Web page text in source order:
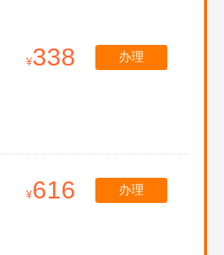
338 办理
616 办理